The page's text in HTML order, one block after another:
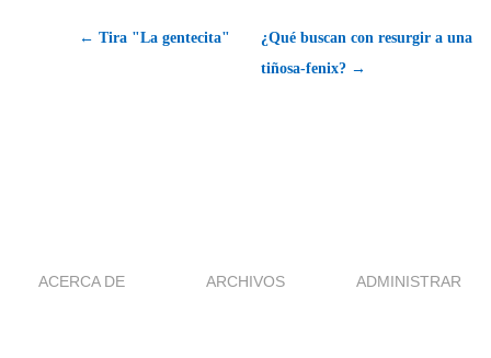
← Tira "La gentecita"
¿Qué buscan con resurgir a una
tiñosa-fenix? →
ACERCA DE ARCHIVOS ADMINISTRAR